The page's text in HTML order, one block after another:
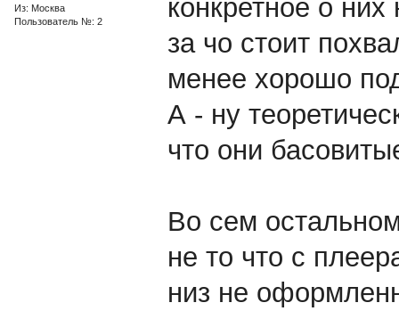
Из: Москва
Пользователь №: 2
конкретное о
за чо стоит
менее хорошо
А - ну
что они
Во сем
не то что с
низ не